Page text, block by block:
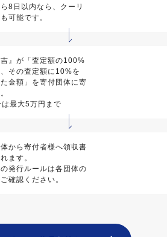
8日以内なら、クーリ
可能です。
吉』が「査定額の100%
その査定額に10%を
金額」を寄付団体に寄
最大5万円まで
から寄付者様へ領収書
ます。
発行ルールは各団体の
確認ください。